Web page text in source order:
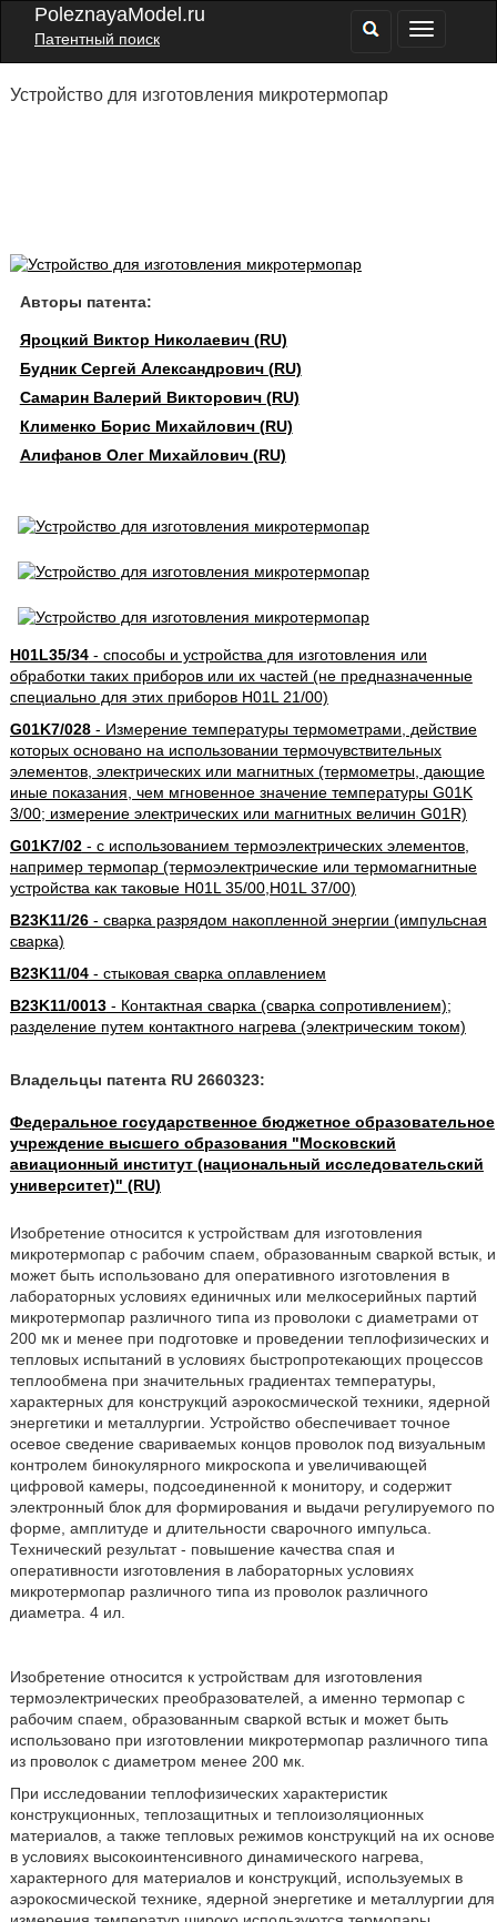
PoleznayaModel.ru
Патентный поиск
Устройство для изготовления микротермопар
Авторы патента:
Яроцкий Виктор Николаевич (RU)
Будник Сергей Александрович (RU)
Самарин Валерий Викторович (RU)
Клименко Борис Михайлович (RU)
Алифанов Олег Михайлович (RU)
H01L35/34- способы и устройства для изготовления или
обработки таких приборов или их частей (не предназначенные
специально для этих приборов H01L 21/00)
G01K7/028- Измерение температуры термометрами, действие
которых основано на использовании термочувствительных
элементов, электрических или магнитных (термометры, дающие
иные показания, чем мгновенное значение температуры G01K
3/00; измерение электрических или магнитных величин G01R)
G01K7/02- с использованием термоэлектрических элементов,
например термопар (термоэлектрические или термомагнитные
устройства как таковые H01L 35/00,H01L 37/00)
B23K11/26- сварка разрядом накопленной энергии (импульсная
сварка)
B23K11/04- стыковая сварка оплавлением
B23K11/0013- Контактная сварка (сварка сопротивлением);
разделение путем контактного нагрева (электрическим током)
Владельцы патента RU 2660323:
Федеральное государственное бюджетное образовательное
учреждение высшего образования "Московский
авиационный институт (национальный исследовательский
университет)" (RU)
Изобретение относится к устройствам для изготовления
микротермопар с рабочим спаем, образованным сваркой встык, и
может быть использовано для оперативного изготовления в
лабораторных условиях единичных или мелкосерийных партий
микротермопар различного типа из проволоки с диаметрами от
200 мк и менее при подготовке и проведении теплофизических и
тепловых испытаний в условиях быстропротекающих процессов
теплообмена при значительных градиентах температуры,
характерных для конструкций аэрокосмической техники, ядерной
энергетики и металлургии. Устройство обеспечивает точное
осевое сведение свариваемых концов проволок под визуальным
контролем бинокулярного микроскопа и увеличивающей
цифровой камеры, подсоединенной к монитору, и содержит
электронный блок для формирования и выдачи регулируемого по
форме, амплитуде и длительности сварочного импульса.
Технический результат - повышение качества спая и
оперативности изготовления в лабораторных условиях
микротермопар различного типа из проволок различного
диаметра. 4 ил.
Изобретение относится к устройствам для изготовления
термоэлектрических преобразователей, а именно термопар с
рабочим спаем, образованным сваркой встык и может быть
использовано при изготовлении микротермопар различного типа
из проволок с диаметром менее 200 мк.
При исследовании теплофизических характеристик
конструкционных, теплозащитных и теплоизоляционных
материалов, а также тепловых режимов конструкций на их основе
в условиях высокоинтенсивного динамического нагрева,
характерного для материалов и конструкций, используемых в
аэрокосмической технике, ядерной энергетике и металлургии для